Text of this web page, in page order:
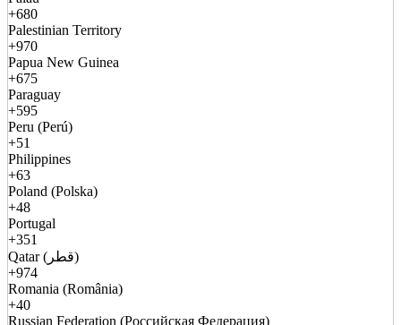
+680
Palestinian Territory
+970
Papua New Guinea
+675
Paraguay
+595
Peru (Perú)
+51
Philippines
+63
Poland (Polska)
+48
Portugal
+351
Qatar (قطر)
+974
Romania (România)
+40
Russian Federation (Российская Федерация)